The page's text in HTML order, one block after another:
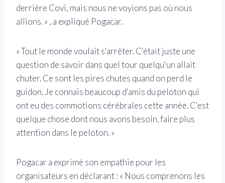
derrière Covi, mais nous ne voyions pas où nous
allions. « , a expliqué Pogacar.
« Tout le monde voulait s'arrêter. C'était juste une
question de savoir dans quel tour quelqu'un allait
chuter. Ce sont les pires chutes quand on perd le
guidon. Je connais beaucoup d'amis du peloton qui
ont eu des commotions cérébrales cette année. C'est
quelque chose dont nous avons besoin. faire plus
attention dans le peloton. »
Pogacar a exprimé son empathie pour les
organisateurs en déclarant : « Nous comprenons les